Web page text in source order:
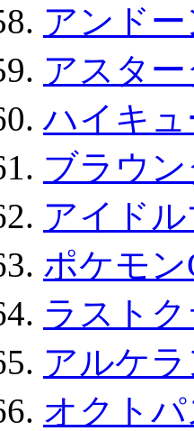
アンドー
アスタ
ハイキ
ブラウ
アイド
ポケモン
ラスト
アルケラ
オクト